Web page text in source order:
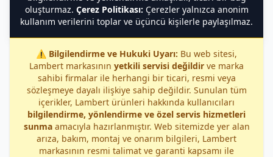
oluşturmaz. Çerez Politikası: Çerezler yalnızca anonim
kullanım verilerini toplar ve üçüncü kişilerle paylaşılmaz.
⚠️ Bilgilendirme ve Hukuki Uyarı: Bu web sitesi,
Lambert markasının yetkili servisi değildir ve marka
sahibi firmalar ile herhangi bir ticari, resmi veya
sözleşmeye dayalı ilişkiye sahip değildir. Sunulan tüm
içerikler, Lambert ürünleri hakkında kullanıcıları
bilgilendirme, yönlendirme ve özel servis hizmetleri
sunmaamacıyla hazırlanmıştır. Web sitemizde yer alan
arıza, bakım, montaj ve onarım bilgileri, Lambert
markasının resmi talimat ve garanti kapsamı ile